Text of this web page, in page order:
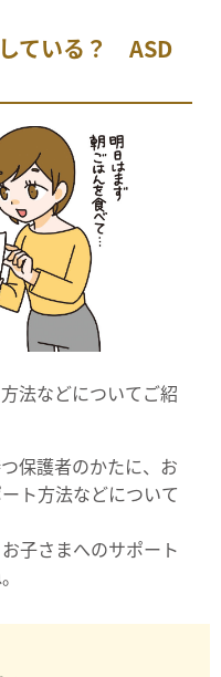
している？ ASD
法などについてご紹
保護者のかたに、お
ト方法などについて
子さまへのサポート